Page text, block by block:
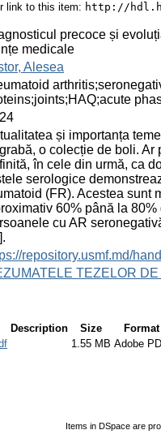
link to this item: http://
precoce și
medicale
Alesea
și importanța
o colecție de boli. Ar
în cele din urmă, ca
serologice
(FR). Acestea sunt
60% până la
cu AR
repository.usmf.md/
TEZELOR
Description Size
Format
1.55 MB Adobe
Items in DSpace are